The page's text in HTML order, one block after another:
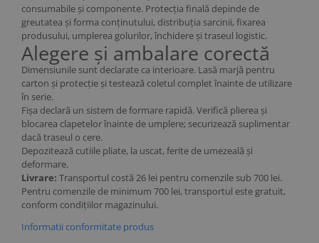
consumabile și componente. Protecția finală depinde de
greutatea și forma conținutului, distribuția sarcinii, fixarea
produsului, umplerea golurilor, închidere și traseul logistic.
Alegere și ambalare corectă
Dimensiunile sunt declarate ca interioare. Lasă marjă pentru
carton și protecție și testează coletul complet înainte de utilizare
în serie.
Fișa declară un sistem de formare rapidă. Verifică plierea și
blocarea clapetelor înainte de umplere; securizează suplimentar
dacă traseul o cere.
Depozitează cutiile pliate, la uscat, ferite de umezeală și
deformare.
Livrare: Transportul costă 26 lei pentru comenzile sub 700 lei.
Pentru comenzile de minimum 700 lei, transportul este gratuit,
conform condițiilor magazinului.
Informatii conformitate produs